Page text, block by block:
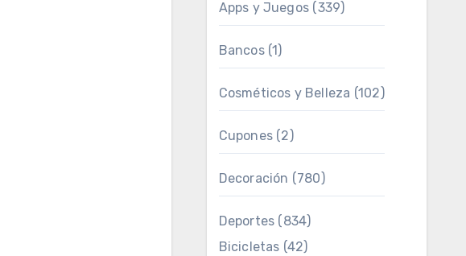
Apps y Juegos (339)
Bancos(1)
Cosméticos y Belleza (102)
Cupones(2)
Decoración (780)
Deportes (834)
Bicicletas (42)